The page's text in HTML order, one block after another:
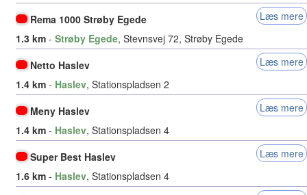
Rema 1000 Strøby Egede
Læs mere
1.3 km - Strøby Egede, Stevnsvej 72, Strøby Egede
Netto Haslev
Læs mere
1.4 km - Haslev, Stationspladsen 2
Meny Haslev
Læs mere
1.4 km - Haslev, Stationspladsen 4
Super Best Haslev
Læs mere
1.6 km - Haslev, Stationspladsen 4